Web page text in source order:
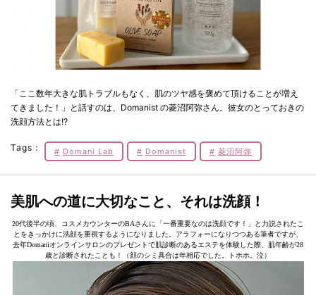
「ここ数年大きな肌トラブルもなく、肌のツヤ感を褒めて頂けることが増え
てきました！」と話すのは、Domanist の菱沼阿弥さん。彼女のとっておきの
洗顔方法とは!?
Tags： Domani Lab Domanist 菱沼阿弥
美肌への道に大切なこと、それは洗顔！
20代後半の頃、コスメカウンターのBAさんに「一番重要なのは洗顔です！」と力説されたこ
とをきっかけに洗顔を重視するようになりました。アラフォーになりつつある筆者ですが、
去年Domaniオンラインサロンのプレゼントで肌診断のあるエステを体験した際、肌年齢が28
歳と診断されたことも！（顔のシミ具合は年相応でした。トホホ。泣）